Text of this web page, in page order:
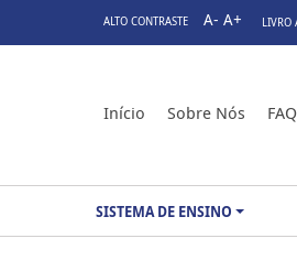
ALTO CONTRASTE A- A+ LIVRO
Início Sobre Nós FAQ
SISTEMA DE ENSINO